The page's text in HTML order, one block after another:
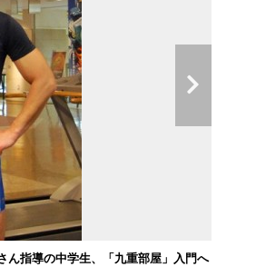
ん指導の中学生、「九重部屋」入門へ